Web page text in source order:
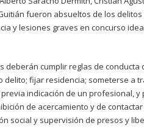
fueron absueltos de los
y lesiones graves en concurso
deberán cumplir reglas de
delito; fijar residencia; someterse a
indicación de un profesional,
de acercamiento y de contactar
social y supervisión de presos y